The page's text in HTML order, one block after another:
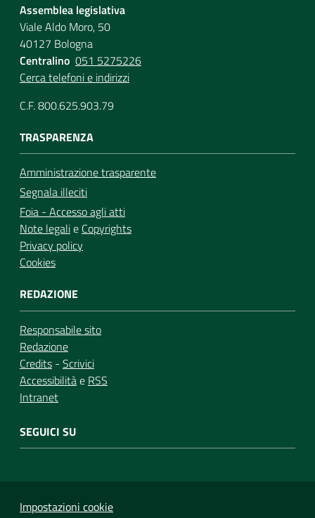
Assemblea legislativa
Viale Aldo Moro, 50
40127 Bologna
Centralino 051 5275226
Cerca telefoni e indirizzi
C.F. 800.625.903.79
TRASPARENZA
Amministrazione trasparente
Segnala illeciti
Foia - Accesso agli atti
Note legalie Copyrights
Privacy policy
Cookies
REDAZIONE
Responsabile sito
Redazione
Credits - Scrivici
Accessibilitàe RSS
Intranet
SEGUICI SU
Impostazioni cookie